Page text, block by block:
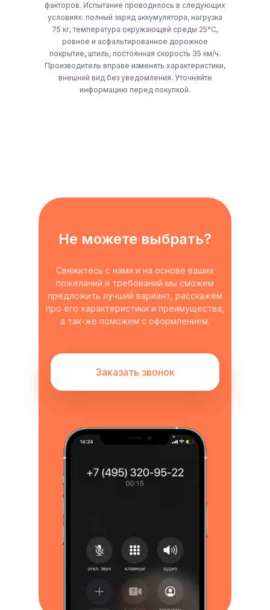
факторов. Испытание проводилось в следующих
условиях: полный заряд аккумулятора, нагрузка
75 кг, температура окружающей среды 25°C,
ровное и асфальтированное дорожное
покрытие, штиль, постоянная скорость 35 км/ч.
Производитель вправе изменять характеристики,
внешний вид без уведомления. Уточняйте
информацию перед покупкой.
Свяжитесь с нами и на основе ваших
пожеланий и требований мы сможем
предложить лучший вариант, расскажем
про его характеристики и преимущества,
а так-же поможем с оформлением.
Не можете выбрать?
Заказать звонок